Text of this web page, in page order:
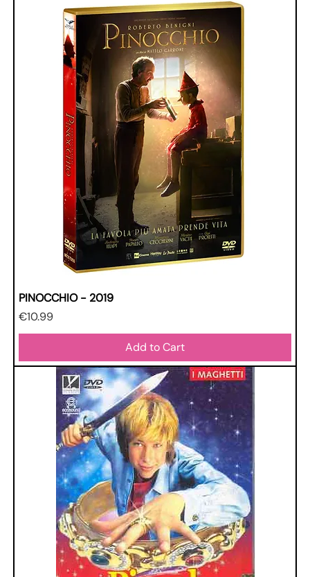
PINOCCHIO - 2019
Price
€10.99
Add to Cart